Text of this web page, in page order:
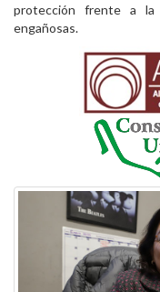
protección frente a la
engañosas.